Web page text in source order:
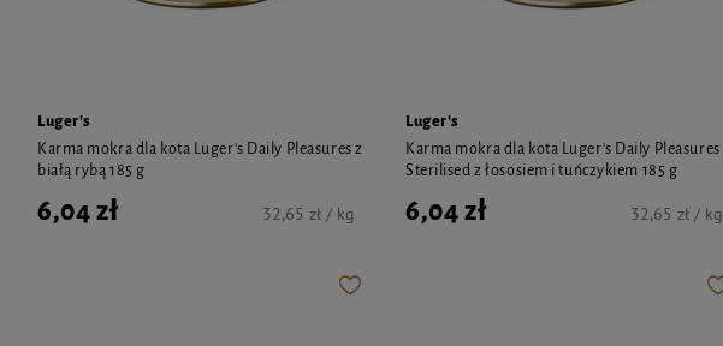
Luger's
Karma mokra dla kota Luger's Daily Pleasures z
białą rybą 185 g
6,04 zł 32,65 zł / kg
Luger's
Karma mokra dla kota Luger's Daily Pleasures
Sterilised z łososiem i tuńczykiem 185 g
6,04 zł 32,65 zł / kg